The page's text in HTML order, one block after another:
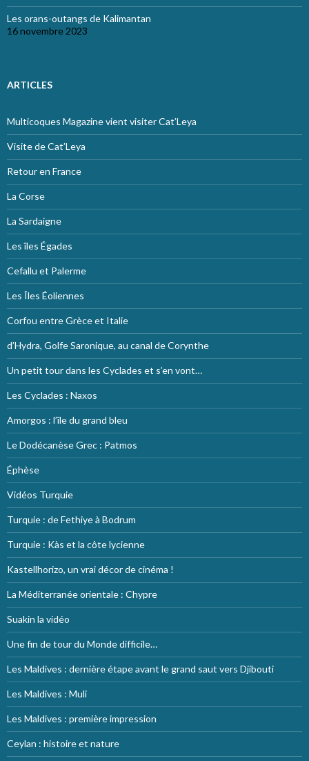
Les orans-outangs de Kalimantan
16 novembre 2023
ARTICLES
Multicoques Magazine vient visiter Cat’Leya
Visite de Cat’Leya
Retour en France
La Corse
La Sardaigne
Les îles Égades
Cefallu et Palerme
Les Îles Éoliennes
Corfou entre Grèce et Italie
d’Hydra, Golfe Saronique, au canal de Corynthe
Un petit tour dans les Cyclades et s’en vont…
Les Cyclades : Naxos
Amorgos : l’île du grand bleu
Le Dodécanèse Grec : Patmos
Éphèse
Vidéos Turquie
Turquie : de Fethiye à Bodrum
Turquie : Kàs et la côte lycienne
Kastellhorizo, un vrai décor de cinéma !
La Méditerranée orientale : Chypre
Suakin la vidéo
Une fin de tour du Monde difficile…
Les Maldives : dernière étape avant le grand saut vers Djibouti
Les Maldives : Muli
Les Maldives : première impression
Ceylan : histoire et nature